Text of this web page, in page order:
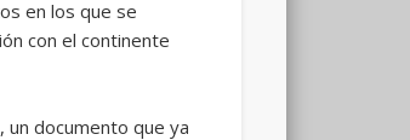
en los que se
con el continente
documento que ya